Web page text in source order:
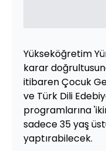
Yükseköğretim
karar
itibaren Çocuk
ve Türk Dili
programlarına
sadece 35 yaş
yaptırabilecek.